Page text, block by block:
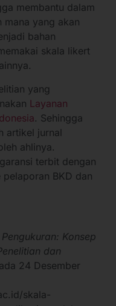
membantu dalam
mana yang akan
bahan
skala likert
yang
Layanan
. Sehingga
artikel jurnal
ahlinya.
terbit dengan
pelaporan BKD dan
Konsep
dan
24 Desember
skala-